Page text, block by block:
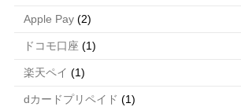
Apple Pay(2)
ドコモ口座 (1)
楽天ペイ (1)
dカードプリペイド (1)